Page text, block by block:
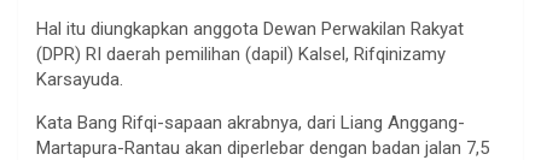
Hal itu diungkapkan anggota Dewan Perwakilan Rakyat
(DPR) RI daerah pemilihan (dapil) Kalsel, Rifqinizamy
Karsayuda.
Kata Bang Rifqi-sapaan akrabnya, dari Liang Anggang-
Martapura-Rantau akan diperlebar dengan badan jalan 7,5